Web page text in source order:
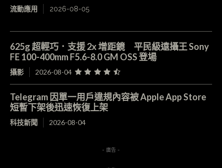
流動應用 2026-08-05
625g 超輕巧．支援 2x 增距鏡 平民級遠攝王 Sony
FE 100-400mm F5.6-8.0 GM OSS 登場
攝影 2026-08-04
Telegram 因單一用戶違規內容被 Apple App Store
短暫下架後迅速恢復上架
科技新聞 2026-08-04
- 廣告 -